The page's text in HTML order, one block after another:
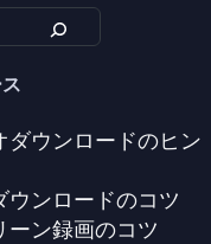
ダウンロードのヒン
ウンロードのコツ
ーン録画のコツ